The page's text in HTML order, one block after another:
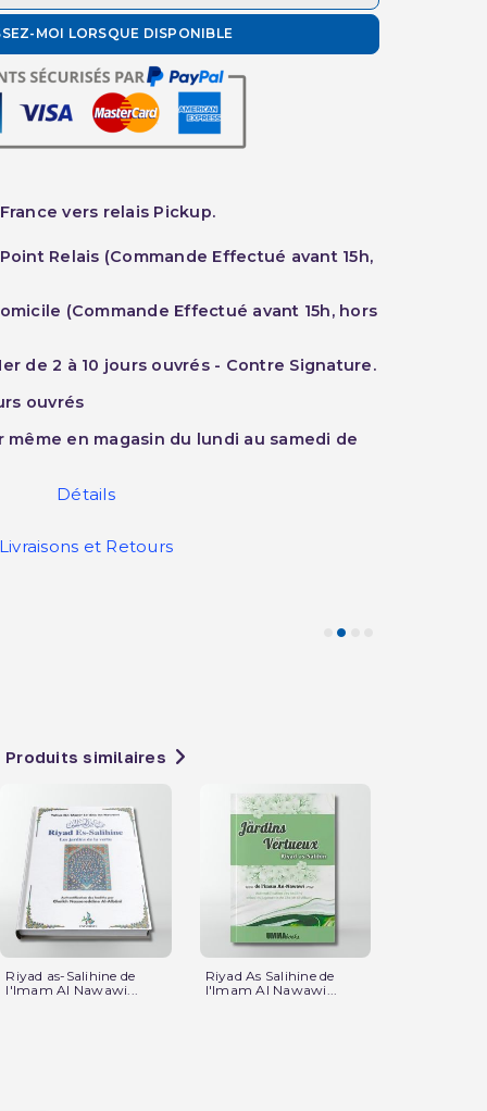
MOI LORSQUE DISPONIBLE
vers relais Pickup.
Relais (Commande Effectué avant 15h,
(Commande Effectué avant 15h, hors
de 2 à 10 jours ouvrés - Contre Signature.
ouvrés
même en magasin du lundi au samedi de
Détails
et Retours
Produits similaires
Riyad as-Salihine de
l'Imam Al Nawawi...
Riyad As Salihine de
l'Imam Al Nawawi...